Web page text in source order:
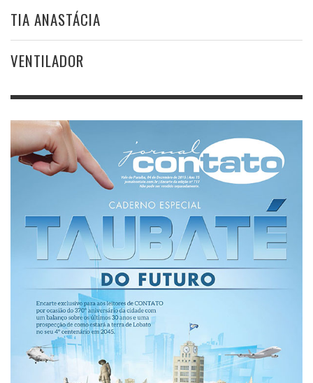
TIA ANASTÁCIA
VENTILADOR